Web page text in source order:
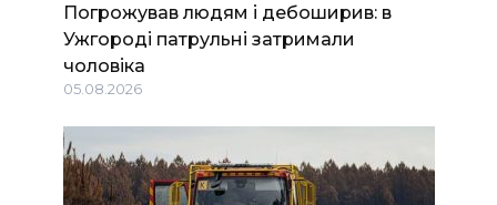
Погрожував людям і дебоширив: в
Ужгороді патрульні затримали
чоловіка
05.08.2026